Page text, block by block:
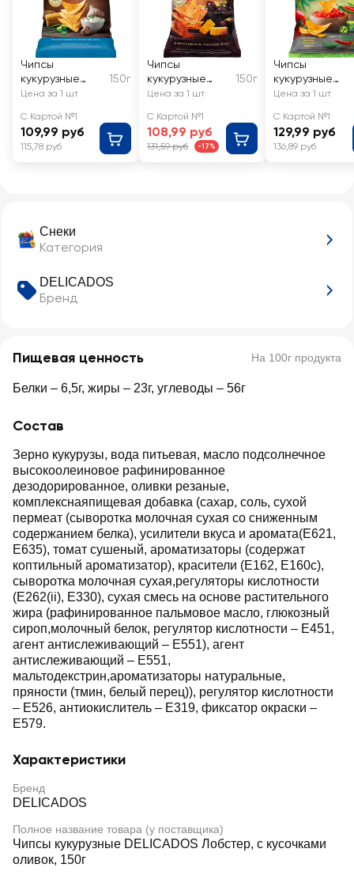
Снеки
Категория
DELICADOS
Бренд
Пищевая ценность На 100г продукта
Белки – 6,5г, жиры – 23г, углеводы – 56г
Состав
Зерно кукурузы, вода питьевая, масло подсолнечное
высокоолеиновое рафинированное
дезодорированное, оливки резаные,
комплекснаяпищевая добавка (сахар, соль, сухой
пермеат (сыворотка молочная сухая со сниженным
содержанием белка), усилители вкуса и аромата(Е621,
Е635), томат сушеный, ароматизаторы (содержат
коптильный ароматизатор), красители (Е162, Е160с),
сыворотка молочная сухая,регуляторы кислотности
(Е262(ii), Е330), сухая смесь на основе растительного
жира (рафинированное пальмовое масло, глюкозный
сироп,молочный белок, регулятор кислотности – Е451,
агент антислеживающий – Е551), агент
антислеживающий – Е551,
мальтодекстрин,ароматизаторы натуральные,
пряности (тмин, белый перец)), регулятор кислотности
– Е526, антиокислитель – Е319, фиксатор окраски –
Е579.
Характеристики
Бренд
DELICADOS
Полное название товара (у поставщика)
Чипсы кукурузные DELICADOS Лобстер, с кусочками
оливок, 150г
Чипсы
кукурузные
DELICADOS со
Ранч
150г
Цена за 1 шт
С Картой №1
109,99 руб
115,78 руб
Чипсы
кукурузные
DELICADOS
кусочками
оливок и
паприкой
150г
Цена за 1 шт
С Картой №1
108,99 руб
131,59 руб -17%
Чипсы
кукурузные
DELICADOS
кусочками
Цена за 1 шт
С Картой №1
129,99 руб
136,89 руб